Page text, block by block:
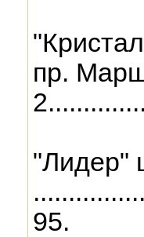
пр.
"Лидер"
95.